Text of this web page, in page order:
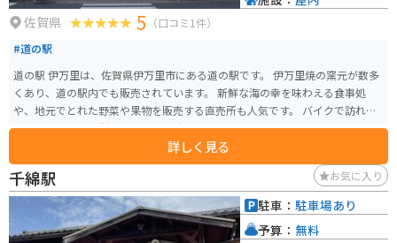
佐賀県 5 （口コミ1件）
#道の駅
道の駅 伊万里は、佐賀県伊万里市にある道の駅です。 伊万里焼の窯元が数多
くあり、道の駅内でも販売されています。 新鮮な海の幸を味わえる食事処
や、地元でとれた野菜や果物を販売する直売所も人気です。 バイクで訪れる
場合は、道の駅に併設されている駐車場に停めることができます。 周辺に
は、波静かな伊万里湾沿いを走る国道204号線が走り、ツーリングにも最適な
エリアです。 伊万里市は、古くから pottery の産地として知られており、伊
万里焼は全国的にも有名です。 道の駅 伊万里では、伊万里焼の展示や販売も
行っているので、お土産にいかがでしょうか。 【おすすめ】 * 道の駅 伊万里
で販売されている、新鮮な魚介を使った海鮮丼 * 伊万里湾を眺めながら走
る、国道204号線のツーリング
詳しく見る
千綿駅 お気に入り
駐車： 駐車場あり
予算： 無料